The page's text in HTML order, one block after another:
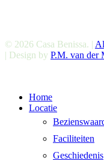
© 2026 Casa Benissa. |
| Design by P.M. van der
Menu
sluiten
Home
Locatie
Faciliteiten
Geschiedenis